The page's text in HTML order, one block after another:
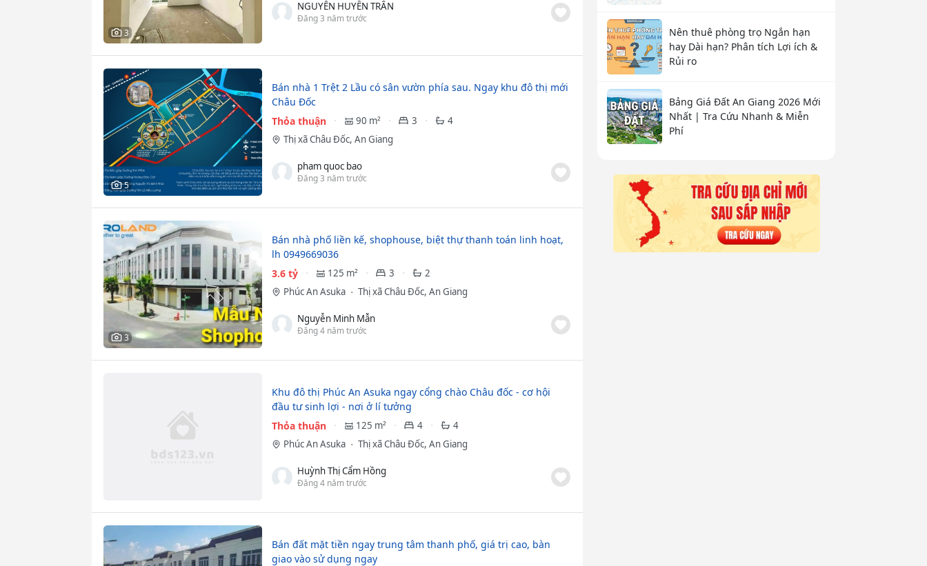
3
NGUYỄN HUYỀN TRÂN
Đăng 3 năm trước
5
Bán nhà 1 Trệt 2 Lầu có sân vườn phía sau. Ngay khu đô thị mới
Châu Đốc
Thỏa thuận
90 m² 3
4
Thị xã Châu Đốc, An Giang
pham quoc bao
Đăng 3 năm trước
3
Bán nhà phố liền kế, shophouse, biệt thự thanh toán linh hoạt,
lh 0949669036
3.6 tỷ
125 m² 3
2
Phúc An Asuka
Thị xã Châu Đốc, An Giang
Nguyễn Minh Mẫn
Đăng 4 năm trước
Khu đô thị Phúc An Asuka ngay cổng chào Châu đốc - cơ hội
đầu tư sinh lợi - nơi ở lí tưởng
Thỏa thuận
125 m² 4
4
Phúc An Asuka
Thị xã Châu Đốc, An Giang
Huỳnh Thị Cẩm Hồng
Đăng 4 năm trước
Bán đất mặt tiền ngay trung tâm thanh phố, giá trị cao, bàn
giao vào sử dụng ngay
Nên thuê phòng trọ Ngắn hạn
hay Dài hạn? Phân tích Lợi ích &
Rủi ro
Bảng Giá Đất An Giang 2026 Mới
Nhất | Tra Cứu Nhanh & Miễn
Phí